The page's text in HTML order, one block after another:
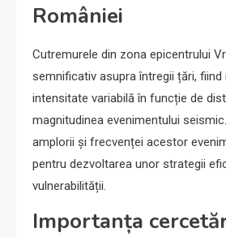
României
Cutremurele din zona epicentrului
semnificativ asupra întregii țări,
intensitate variabilă în funcție de
magnitudinea evenimentului
amplorii și frecvenței acestor
pentru dezvoltarea unor strategii
vulnerabilității.
Importanța